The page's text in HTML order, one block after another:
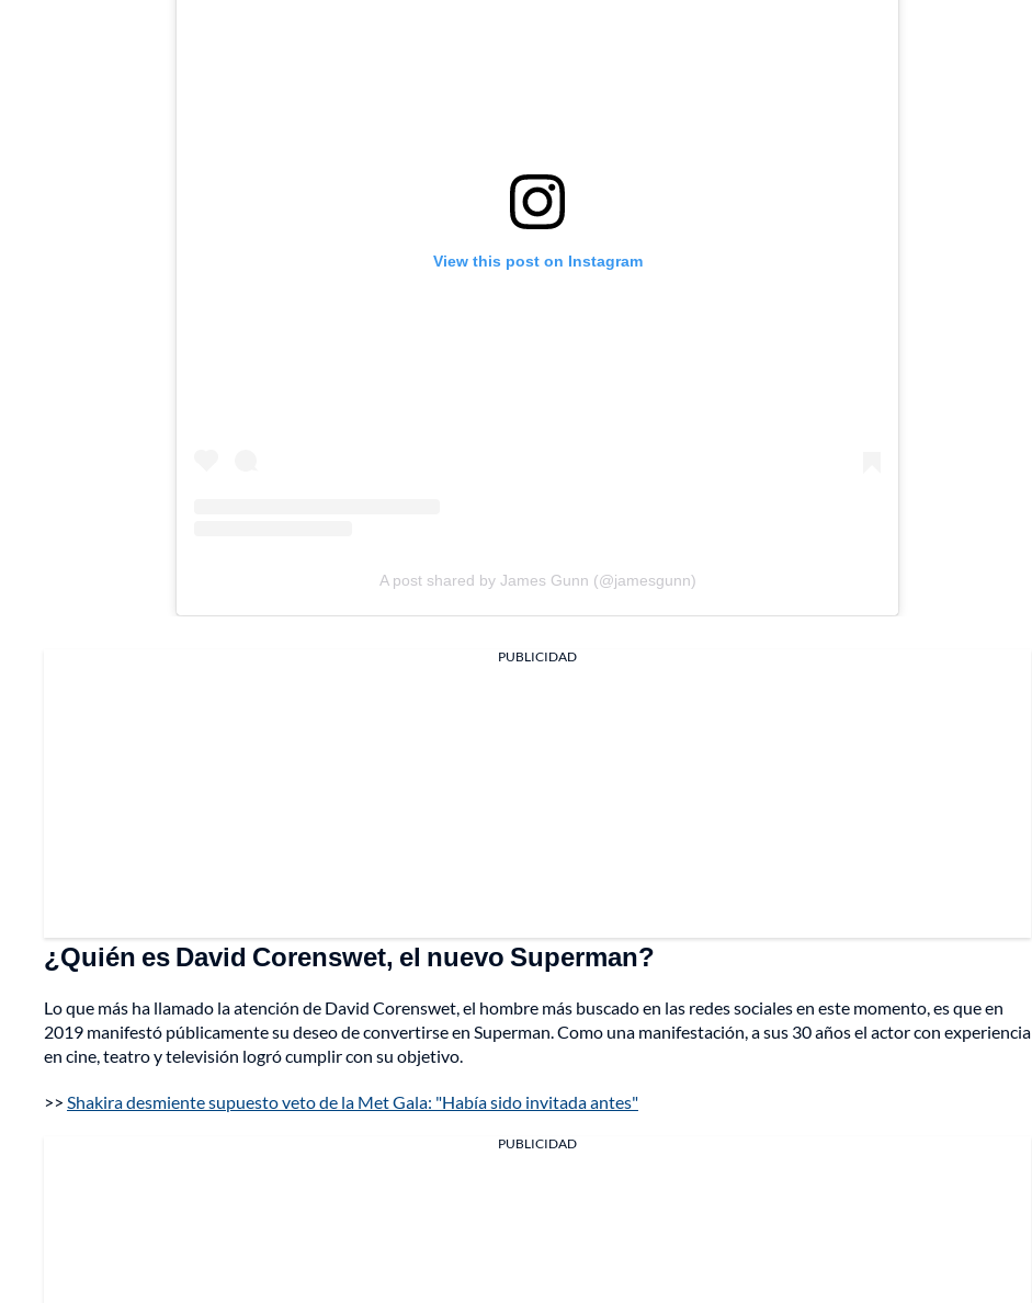
View this post on Instagram
A post shared by James Gunn (@jamesgunn)
PUBLICIDAD
¿Quién es David Corenswet, el nuevo Superman?
Lo que más ha llamado la atención de David Corenswet, el hombre más buscado en las redes sociales en este momento, es que en
2019 manifestó públicamente su deseo de convertirse en Superman. Como una manifestación, a sus 30 años el actor con experiencia
en cine, teatro y televisión logró cumplir con su objetivo.
>> Shakira desmiente supuesto veto de la Met Gala: "Había sido invitada antes"
PUBLICIDAD